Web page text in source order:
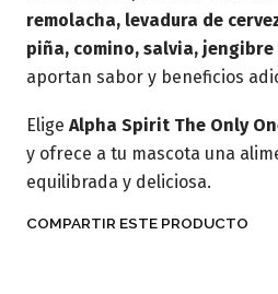
remolacha, levadura de
piña, comino, salvia, jengibre
aportan sabor y beneficios
Elige Alpha Spirit The Only
y ofrece a tu mascota una
equilibrada y deliciosa.
COMPARTIR ESTE PRODUCTO